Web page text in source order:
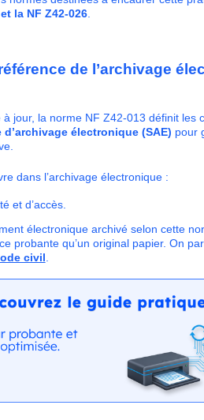
la NF Z42-026.
de l’archivage
jour, la norme NF Z42-013 définit les
d’archivage électronique (SAE) pour
dans l’archivage électronique :
et d’accès.
électronique archivé selon cette
probante qu’un original papier. On
civil